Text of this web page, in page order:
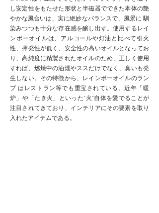
し安定性をもたせた形状と半磁器でできた本体の艶
やかな風合いは、実に絶妙なバランスで、風景に 馴
染みつつも十分な存在感を醸し出す。使用するレイ
ンボーオイルは、アルコールや灯油と比べて引火
性、揮発性が低く、安全性の高いオイルとなってお
り、高純度に精製されたオイルのため、正しく使用
すれば、燃焼中の油煙やススだけでなく、臭いも発
生しない。その特徴から、レインボーオイルのラン
プ はレストラン等でも重宝されている。近年「暖
炉」や「たき火」といった“火”自体を愛でることが
注目されてきており、インテリアにその要素を取り
入れたアイテムである。